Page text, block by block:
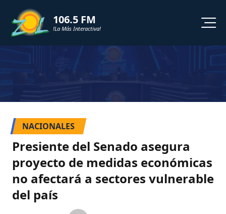
106.5 FM
!La Más Interactiva!
PODCAST
ZOL TV
NACIONALES
Presiente del Senado asegura
proyecto de medidas económicas
no afectará a sectores vulnerable
del país